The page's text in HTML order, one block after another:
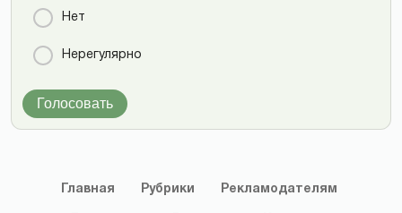
Нет
Нерегулярно
Голосовать
Главная Рубрики Рекламодателям